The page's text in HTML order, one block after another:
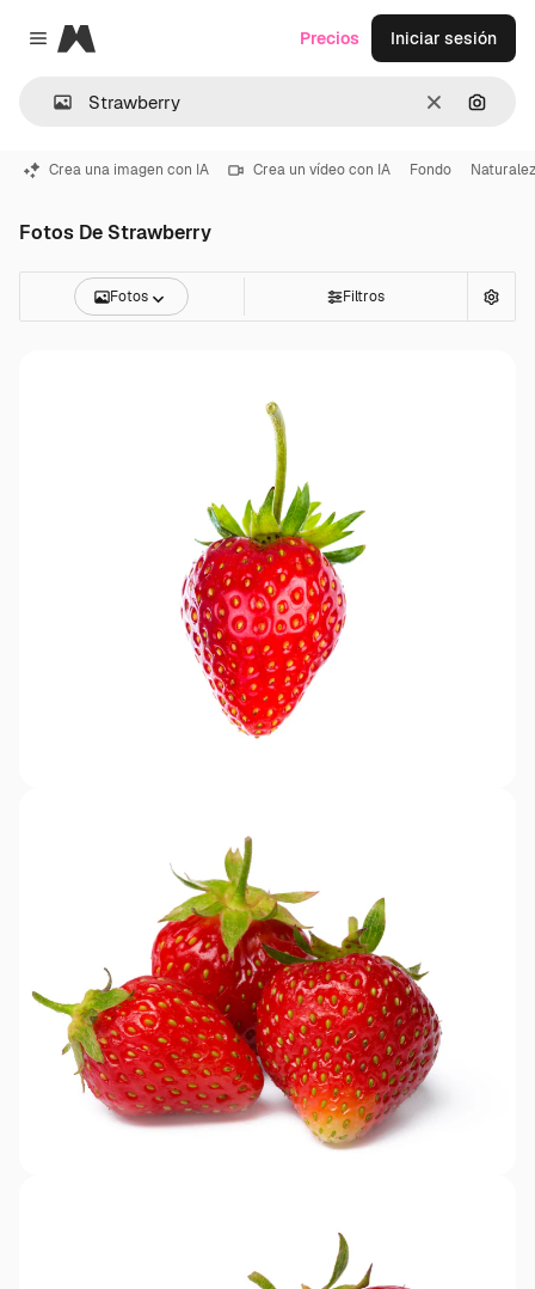
Close menu
Magnific
Borrar
Precios Iniciar sesión
Crea una imagen con IA Crea un vídeo con IA Fondo
Fotos De Strawberry
Fotos Filtros